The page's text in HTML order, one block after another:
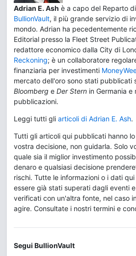
Adrian E. Ash è a capo del Reparto
BullionVault, il più grande servizio di
mondo. Adrian ha pecedentemente
Editorial presso la Fleet Street
redattore economico dalla City di
Reckoning; è un collaboratore
finanziaria per investimenti
mercato dell'oro sono stati pubblicati
Bloomberg e Der Stern in Germania e
pubblicazioni.
Leggi tutti gli articoli di Adrian E. Ash.
Tutti gli articoli qui pubblicati hanno
vostra decisione, non guidarla. Solo
quale sia il miglior investimento
denaro e qualsiasi decisione
rischi. Tutte le informazioni o i dati
essere già stati superati dagli eventi
verificati con un'altra fonte, nel caso
agire. Consultate i nostri termini e
Segui BullionVault